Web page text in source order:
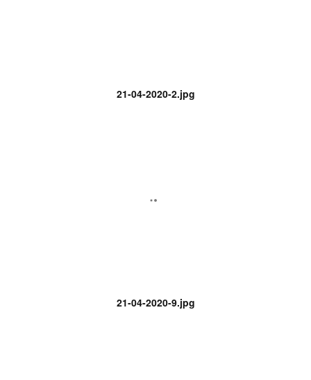
21-04-2020-2.jpg
21-04-2020-9.jpg